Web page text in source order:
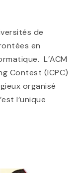
de
en
L’ACM
Contest (ICPC)
organisé
l’unique